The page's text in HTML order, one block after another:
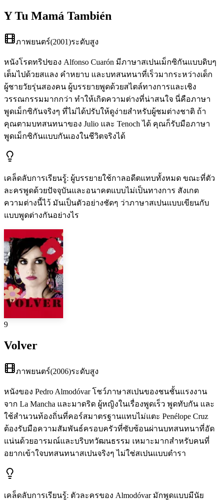
Y Tu Mamá También
ภาพยนตร์(2001)ระดับสูง
หนังโรดทริปของ Alfonso Cuarón มีภาษาสเปนเม็กซิกันแบบดิบๆ
เต็มไปด้วยสแลง คำหยาบ และบทสนทนาที่เร็วมากระหว่างเด็ก
ผู้ชายวัยรุ่นสองคน ผู้บรรยายพูดด้วยสไตล์ทางการและเชิง
วรรณกรรมมากกว่า ทำให้เกิดความต่างที่น่าสนใจ นี่คือภาษา
พูดเม็กซิกันจริงๆ ที่ไม่ได้ปรับให้ดูง่ายสำหรับผู้ชมต่างชาติ ถ้า
คุณตามบทสนทนาของ Julio และ Tenoch ได้ คุณก็รับมือภาษา
พูดเม็กซิกันแบบกันเองในชีวิตจริงได้
เคล็ดลับการเรียนรู้: ผู้บรรยายใช้กาลอดีตแทบทั้งหมด ขณะที่ตัว
ละครพูดด้วยปัจจุบันและอนาคตแบบไม่เป็นทางการ สังเกต
ความต่างนี้ไว้ มันเป็นตัวอย่างชัดๆ ว่าภาษาสเปนแบบเขียนกับ
แบบพูดต่างกันอย่างไร
9
Volver
ภาพยนตร์(2006)ระดับสูง
หนังของ Pedro Almodóvar โชว์ภาษาสเปนของชนชั้นแรงงาน
จาก La Mancha และมาดริด ผู้หญิงในเรื่องพูดเร็ว พูดทับกัน และ
ใช้สำนวนท้องถิ่นที่คอร์สมาตรฐานแทบไม่แตะ Penélope Cruz
ต้องรับมือความสัมพันธ์ครอบครัวที่ซับซ้อนผ่านบทสนทนาที่อัด
แน่นด้วยอารมณ์และบริบทวัฒนธรรม เหมาะมากสำหรับคนที่
อยากเข้าใจบทสนทนาสเปนจริงๆ ไม่ใช่สเปนแบบตำรา
เคล็ดลับการเรียนรู้: ตัวละครของ Almodóvar มักพูดแบบมีนัย